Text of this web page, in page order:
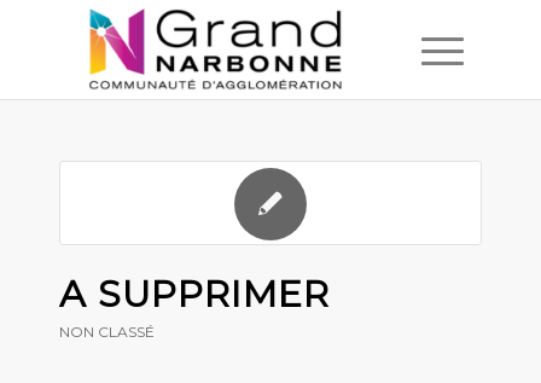
décembre
A SUPPRIMER
NON CLASSÉ